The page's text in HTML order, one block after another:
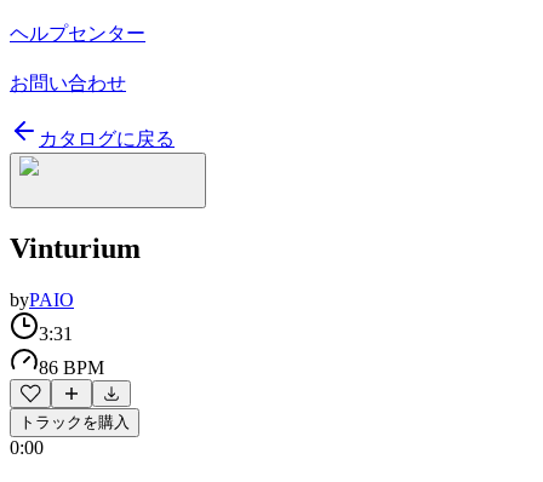
ヘルプセンター
お問い合わせ
カタログに戻る
Vinturium
byPAIO
3:31
86 BPM
トラックを購入
0:00